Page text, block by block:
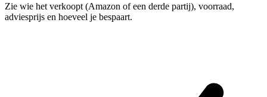
Zie wie het verkoopt (Amazon of een derde partij), voorraad,
adviesprijs en hoeveel je bespaart.